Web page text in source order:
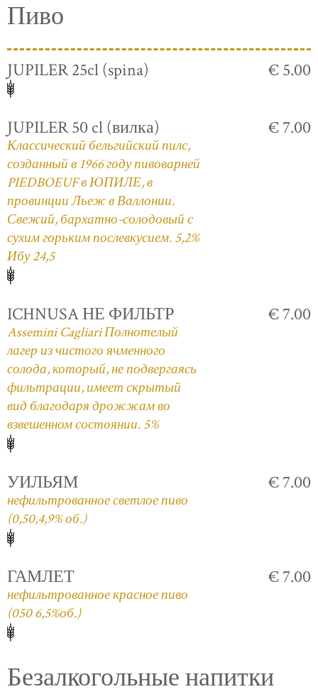
Пиво
JUPILER 25cl (spina) € 5.00
JUPILER 50 cl (вилка)
Классический бельгийский пилс,
созданный в 1966 году пивоварней
PIEDBOEUF в ЮПИЛЕ, в
провинции Льеж в Валлонии.
Свежий, бархатно-солодовый с
сухим горьким послевкусием. 5,2%
Ибу 24,5
€ 7.00
ICHNUSA НЕ ФИЛЬТР
Assemini Cagliari Полнотелый
лагер из чистого ячменного
солода, который, не подвергаясь
фильтрации, имеет скрытый
вид благодаря дрожжам во
взвешенном состоянии. 5%
€ 7.00
УИЛЬЯМ
нефильтрованное светлое пиво
(0,50,4,9% об.)
€ 7.00
ГАМЛЕТ
нефильтрованное красное пиво
(050 6,5%об.)
€ 7.00
Безалкогольные напитки